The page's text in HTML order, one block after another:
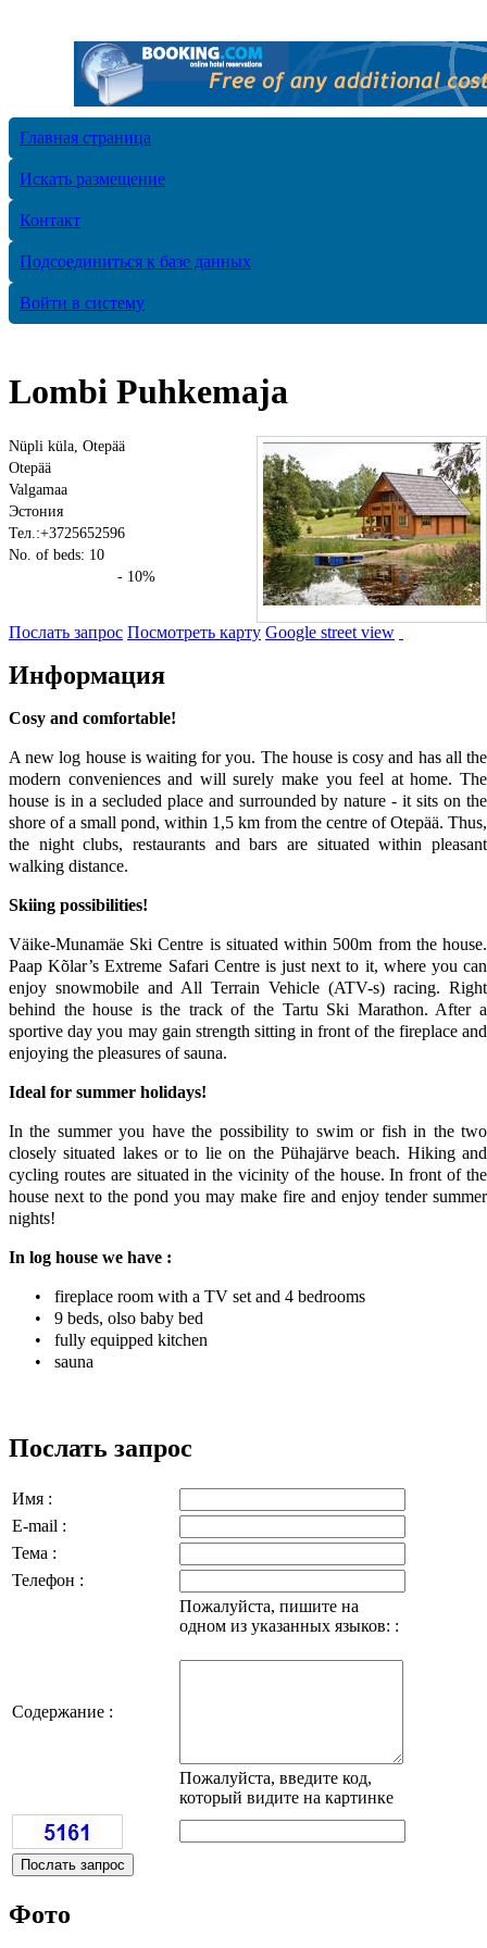
Главная страница
Искать размещение
Контакт
Подсоединиться к базе данных
Войти в систему
Lombi Puhkemaja
Nüpli küla, Otepää
Otepää
Valgamaa
Эстония
Тел.:+3725652596
No. of beds: 10
- 10%
Послать запрос Посмотреть карту Google street view
Информация
Cosy and comfortable!
A new log house is waiting for you. The house is cosy and has all the
modern conveniences and will surely make you feel at home. The
house is in a secluded place and surrounded by nature - it sits on the
shore of a small pond, within 1,5 km from the centre of Otepää. Thus,
the night clubs, restaurants and bars are situated within pleasant
walking distance.
Skiing possibilities!
Väike-Munamäe Ski Centre is situated within 500m from the house.
Paap Kõlar’s Extreme Safari Centre is just next to it, where you can
enjoy snowmobile and All Terrain Vehicle (ATV-s) racing. Right
behind the house is the track of the Tartu Ski Marathon. After a
sportive day you may gain strength sitting in front of the fireplace and
enjoying the pleasures of sauna.
Ideal for summer holidays!
In the summer you have the possibility to swim or fish in the two
closely situated lakes or to lie on the Pühajärve beach. Hiking and
cycling routes are situated in the vicinity of the house. In front of the
house next to the pond you may make fire and enjoy tender summer
nights!
In log house we have :
• fireplace room with a TV set and 4 bedrooms
• 9 beds, olso baby bed
• fully equipped kitchen
• sauna
Послать запрос
Имя :
E-mail :
Тема :
Телефон :
Пожалуйста, пишите на
одном из указанных языков: :
Содержание :
Пожалуйста, введите код,
который видите на картинке
Фото